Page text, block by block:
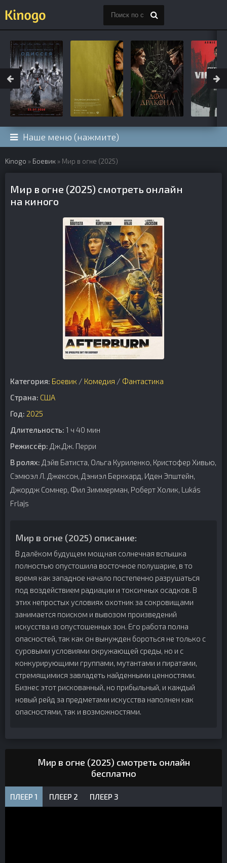
Наше меню (нажмите)
Kinogo » Боевик » Мир в огне (2025)
Мир в огне (2025) смотреть онлайн
на киного
Категория: Боевик / Комедия / Фантастика
Страна: США
Год: 2025
Длительность: 1 ч 40 мин
Режиссёр: Дж.Дж. Перри
В ролях: Дэйв Батиста, Ольга Куриленко, Кристофер Хивью,
Сэмюэл Л. Джексон, Дэниэл Бернхард, Иден Эпштейн,
Джордж Сомнер, Фил Зиммерман, Роберт Холик, Lukás
Frlajs
Мир в огне (2025) описание:
В далёком будущем мощная солнечная вспышка
полностью опустошила восточное полушарие, в то
время как западное начало постепенно разрушаться
под воздействием радиации и токсичных осадков. В
этих непростых условиях охотник за сокровищами
занимается поиском и вывозом произведений
искусства из опустошенных зон. Его работа полна
опасностей, так как он вынужден бороться не только с
суровыми условиями окружающей среды, но и с
конкурирующими группами, мутантами и пиратами,
стремящимися завладеть найденными ценностями.
Бизнес этот рискованный, но прибыльный, и каждый
новый рейд за предметами искусства наполнен как
опасностями, так и возможностями.
Мир в огне (2025) смотреть онлайн
бесплатно
ПЛЕЕР 1 ПЛЕЕР 2 ПЛЕЕР 3